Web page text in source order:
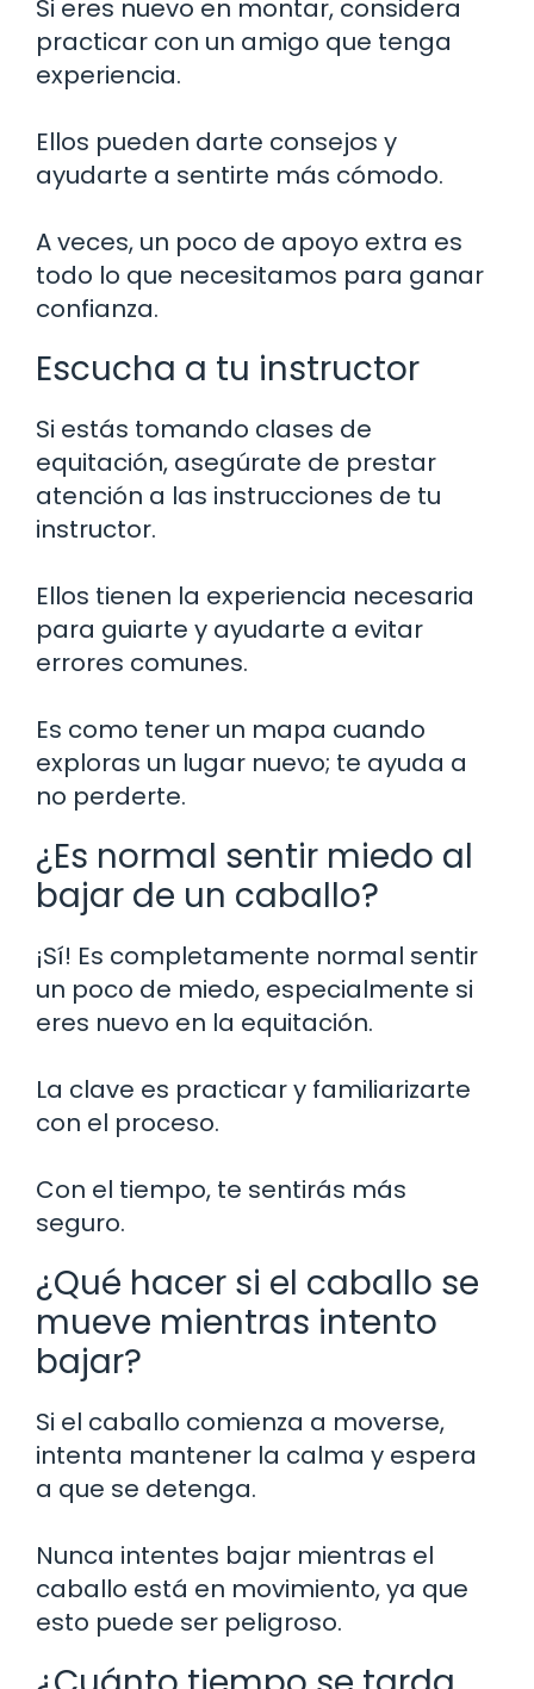
Si eres nuevo en montar, considera
practicar con un amigo que tenga
experiencia.
Ellos pueden darte consejos y
ayudarte a sentirte más cómodo.
A veces, un poco de apoyo extra es
todo lo que necesitamos para ganar
confianza.
Escucha a tu instructor
Si estás tomando clases de
equitación, asegúrate de prestar
atención a las instrucciones de tu
instructor.
Ellos tienen la experiencia necesaria
para guiarte y ayudarte a evitar
errores comunes.
Es como tener un mapa cuando
exploras un lugar nuevo; te ayuda a
no perderte.
¿Es normal sentir miedo al
bajar de un caballo?
¡Sí! Es completamente normal sentir
un poco de miedo, especialmente si
eres nuevo en la equitación.
La clave es practicar y familiarizarte
con el proceso.
Con el tiempo, te sentirás más
seguro.
¿Qué hacer si el caballo se
mueve mientras intento
bajar?
Si el caballo comienza a moverse,
intenta mantener la calma y espera
a que se detenga.
Nunca intentes bajar mientras el
caballo está en movimiento, ya que
esto puede ser peligroso.